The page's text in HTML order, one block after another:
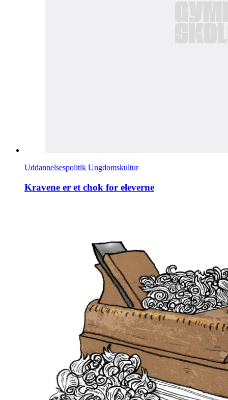
Uddannelsespolitik Ungdomskultur
Kravene er et chok for eleverne